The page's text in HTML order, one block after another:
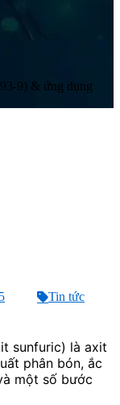
9) & ứng dụng
Tin tức
sunfuric) là axit
phân bón, ắc
một số bước